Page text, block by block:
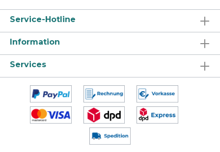
Service-Hotline
Information
Services